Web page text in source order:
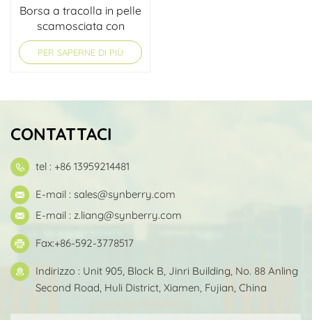
Borsa a tracolla in pelle
scamosciata con
nastro
PER SAPERNE DI PIÙ
CONTATTACI
tel : +86 13959214481
E-mail : sales@synberry.com
E-mail : z.liang@synberry.com
Fax:+86-592-3778517
Indirizzo : Unit 905, Block B, Jinri Building, No. 88 Anling
Second Road, Huli District, Xiamen, Fujian, China